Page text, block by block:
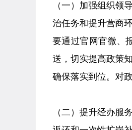
（一）加强组织领
治任务和提升营商
要通过官网官微、
送，切实提高政策
确保落实到位。对
（二）提升经办服